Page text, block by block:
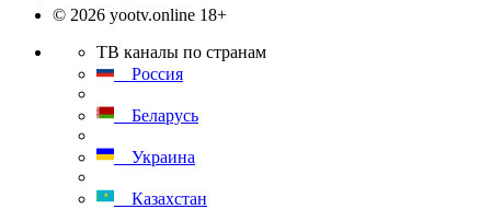
© 2026 yootv.online 18+
ТВ каналы по странам
Россия
Беларусь
Украина
Казахстан